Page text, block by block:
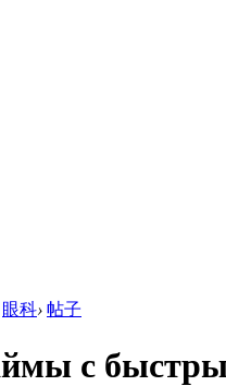
眼科› 帖子
с